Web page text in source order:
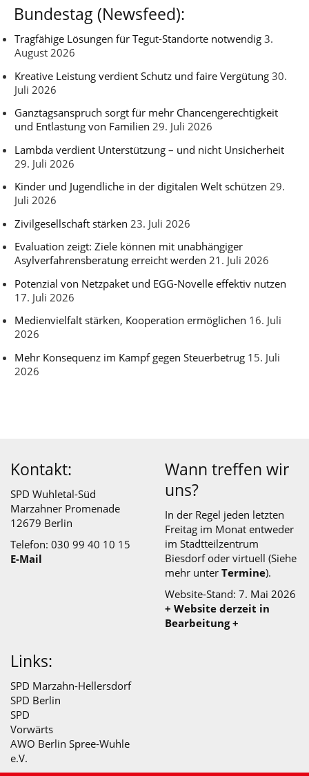
Bundestag (Newsfeed):
Tragfähige Lösungen für Tegut-Standorte notwendig 3.
August 2026
Kreative Leistung verdient Schutz und faire Vergütung 30.
Juli 2026
Ganztagsanspruch sorgt für mehr Chancengerechtigkeit
und Entlastung von Familien 29. Juli 2026
Lambda verdient Unterstützung – und nicht Unsicherheit
29. Juli 2026
Kinder und Jugendliche in der digitalen Welt schützen 29.
Juli 2026
Zivilgesellschaft stärken 23. Juli 2026
Evaluation zeigt: Ziele können mit unabhängiger
Asylverfahrensberatung erreicht werden 21. Juli 2026
Potenzial von Netzpaket und EGG-Novelle effektiv nutzen
17. Juli 2026
Medienvielfalt stärken, Kooperation ermöglichen 16. Juli
2026
Mehr Konsequenz im Kampf gegen Steuerbetrug 15. Juli
2026
Kontakt:
SPD Wuhletal-Süd
Marzahner Promenade
12679 Berlin
Telefon: 030 99 40 10 15
E-Mail
Wann treffen wir
uns?
In der Regel jeden letzten
Freitag im Monat entweder
im Stadtteilzentrum
Biesdorfoder virtuell (Siehe
mehr unter Termine).
Website-Stand: 7. Mai 2026
+ Website derzeit in
Bearbeitung +
Links:
SPD Marzahn-Hellersdorf
SPD Berlin
SPD
Vorwärts
AWO Berlin Spree-Wuhle
e.V.